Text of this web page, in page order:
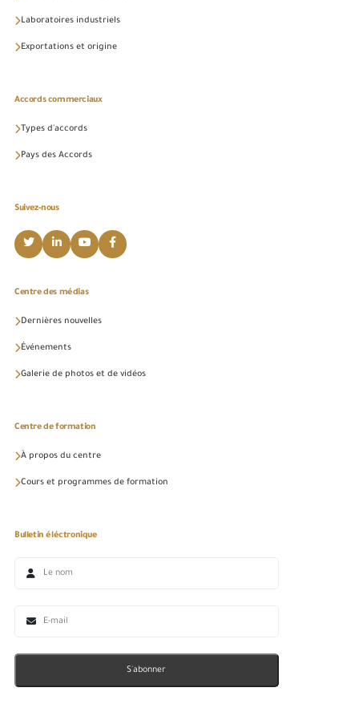
Laboratoires industriels
Exportations et origine
Accords commerciaux
Types d'accords
Pays des Accords
Suivez-nous
Centre des médias
Dernières nouvelles
Événements
Galerie de photos et de vidéos
Centre de formation
À propos du centre
Cours et programmes de formation
Bulletin éléctronique
S'abonner